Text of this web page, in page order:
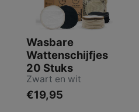
Wasbare
Wattenschijfjes
20 Stuks
Zwart en wit
€19,95